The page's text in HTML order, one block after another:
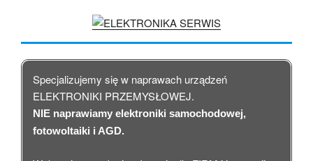
Specjalizujemy się w naprawach urządzeń
ELEKTRONIKI PRZEMYSŁOWEJ.
NIE naprawiamy elektroniki samochodowej,
fotowoltaiki i AGD.